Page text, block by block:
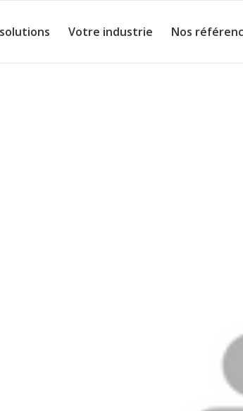
Votre industrie Nos